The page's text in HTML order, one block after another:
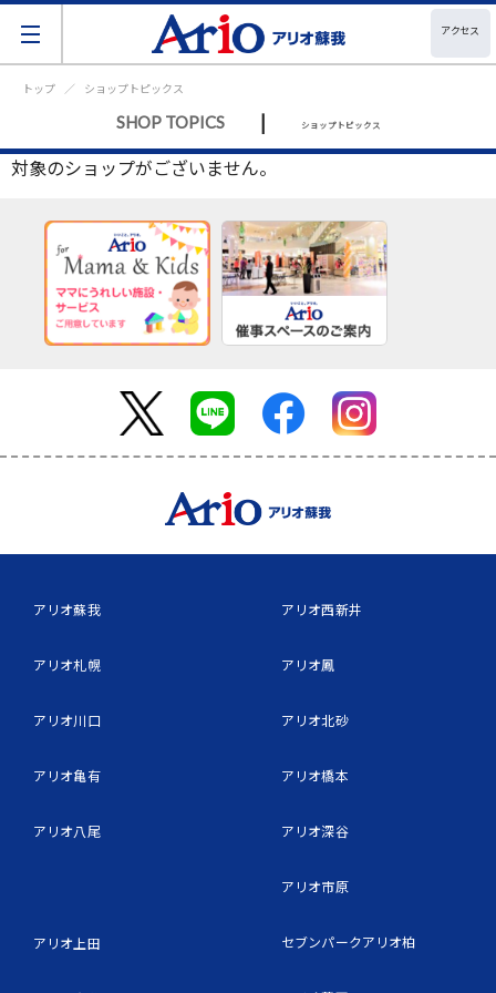
アクセス
トップ ショップトピックス
SHOP TOPICS | ショップトピックス
対象のショップがございません。
アリオ蘇我
アリオ札幌
アリオ川口
アリオ亀有
アリオ八尾
アリオ上田
アリオ西新井
アリオ鳳
アリオ北砂
アリオ橋本
アリオ深谷
アリオ市原
セブンパークアリオ柏